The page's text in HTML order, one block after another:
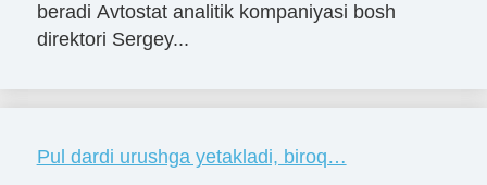
beradi Avtostat analitik kompaniyasi bosh
direktori Sergey...
Pul dardi urushga yetakladi, biroq…